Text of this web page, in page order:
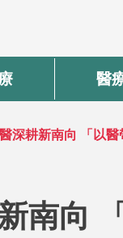
醫
深耕新南向 「以
南向